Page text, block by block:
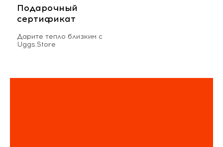
Подарочный
сертификат
Дарите тепло близким с
Uggs.Store